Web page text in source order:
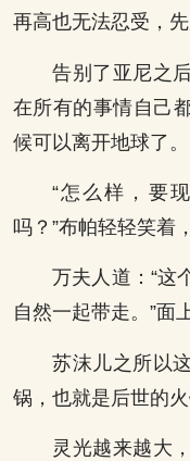
再高也无法忍受，
告别了亚尼之
在所有的事情自己
候可以离开地球了。
“怎么样，要
吗？”布帕轻轻笑着
万夫人道：“这
自然一起带走。”面
苏沫儿之所以
锅，也就是后世的火
灵光越来越大